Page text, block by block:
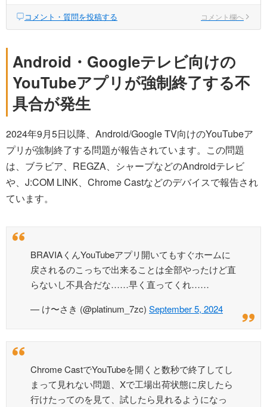
コメント・質問を投稿する コメント欄へ
Android・Googleテレビ向けの
YouTubeアプリが強制終了する不
具合が発生
2024年9月5日以降、Android/Google TV向けのYouTubeア
プリが強制終了する問題が報告されています。この問題
は、ブラビア、REGZA、シャープなどのAndroidテレビ
や、J:COM LINK、Chrome Castなどのデバイスで報告され
ています。
BRAVIAくんYouTubeアプリ開いてもすぐホームに
戻されるのこっちで出来ることは全部やったけど直
らないし不具合だな……早く直ってくれ……
— け〜さき (@platinum_7zc) September 5, 2024
Chrome CastでYouTubeを開くと数秒で終了してし
まって見れない問題、Xで工場出荷状態に戻したら
行けたってのを見て、試したら見れるようになっ